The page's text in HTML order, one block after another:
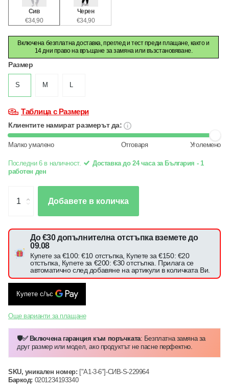
Сив
€34,90
Черен
€34,90
Включена безплатна доставка, преглед и тест преди плащане, както и
14 дни право на връщане за замяна или възстановяване.
Размер
S M L
Таблица с Размери
Клиентите намират размерът да:
Малко умалено Отговаря Уголемено
Последни 6 в наличност.
Доставка до 24 часа за България - 1
работен ден
Добавете в количка
До €30 допълнителна отстъпка вземете до
09.08
Купете за €100: €10 отстъпка, Купете за €150: €20
отстъпка, Купете за €200: €30 отстъпка. Прилага се
автоматично след добавяне на артикули в количката Ви.
Още варианти за плащане
🛡️✅ Включена гаранция към поръчката: Безплатна замяна за
друг размер или модел, ако продуктът не пасне перфектно.
SKU, уникален номер: ["A1-3-6"]-СИВ-S-229964
Баркод: 0201234193340